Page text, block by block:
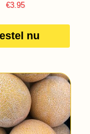
€3.95
nu